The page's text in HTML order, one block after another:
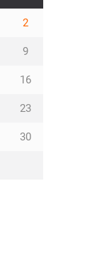
2
9
16
23
30